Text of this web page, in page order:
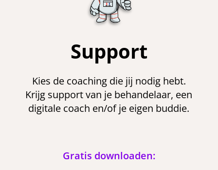
Support
Kies de coaching die jij nodig hebt.
Krijg support van je behandelaar, een
digitale coach en/of je eigen buddie.
Gratis downloaden: